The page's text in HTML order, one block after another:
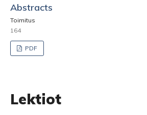
Abstracts
Toimitus
164
PDF
Lektiot